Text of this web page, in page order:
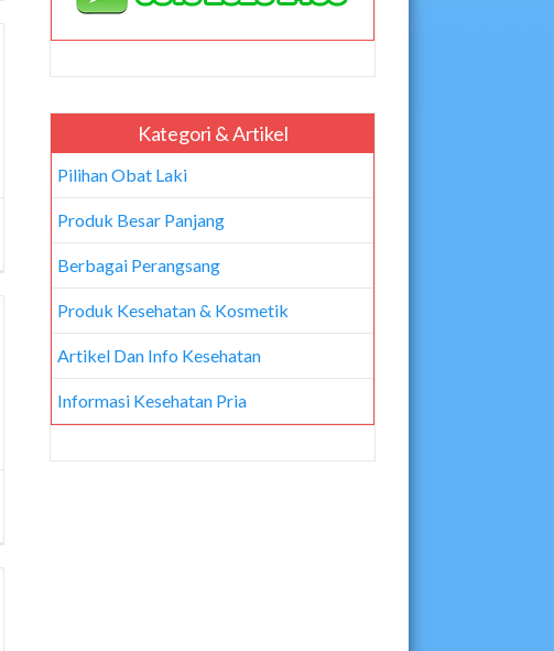
Kategori & Artikel
Pilihan Obat Laki
Produk Besar Panjang
Berbagai Perangsang
Produk Kesehatan & Kosmetik
Artikel Dan Info Kesehatan
Informasi Kesehatan Pria